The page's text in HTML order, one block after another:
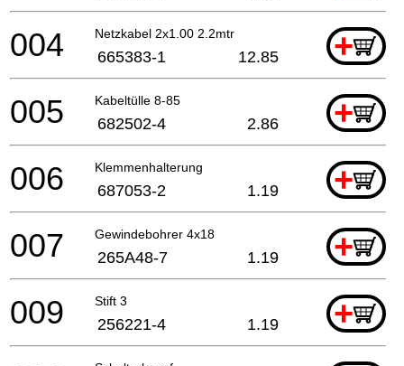
Netzkabel 2x1.00 2.2mtr +
004 665383-1 12.85
Kabeltülle 8-85 +
005 682502-4 2.86
Klemmenhalterung +
006 687053-2 1.19
Gewindebohrer 4x18 +
007 265A48-7 1.19
Stift 3 +
009 256221-4 1.19